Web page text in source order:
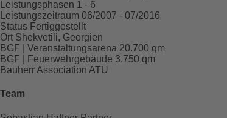
Leistungsphasen 1 - 6
Leistungszeitraum 06/2007 - 07/2016
Status Fertiggestellt
Ort Shekvetili, Georgien
BGF | Veranstaltungsarena 20.700 qm
BGF | Feuerwehrgebäude 3.750 qm
BauherrAssociation ATU
Team